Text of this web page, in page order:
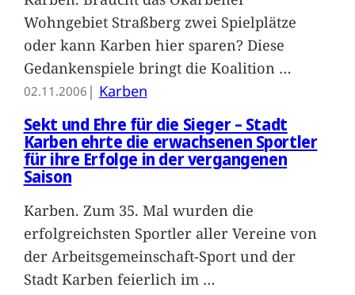
Wohngebiet Straßberg zwei Spielplätze
oder kann Karben hier sparen? Diese
Gedankenspiele bringt die Koalition …
02.11.2006 | Karben
Sekt und Ehre für die Sieger – Stadt
Karben ehrte die erwachsenen Sportler
für ihre Erfolge in der vergangenen
Saison
Karben. Zum 35. Mal wurden die
erfolgreichsten Sportler aller Vereine von
der Arbeitsgemeinschaft-Sport und der
Stadt Karben feierlich im …